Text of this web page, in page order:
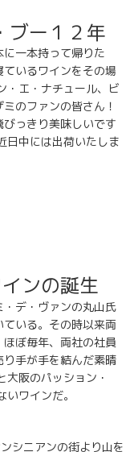
ブー１２年
一本持って帰りた
いるワインをその場
・エ・ナチュール、ビ
のファンの皆さん！
っきり美味しいです
日中には出荷いたしま
ンの誕生
デ・ヴァンの丸山氏
いる。その時以来両
ぼ毎年、両社の社員
手が手を結んだ素晴
阪のパッション・
ワインだ。
シニアンの街より山を